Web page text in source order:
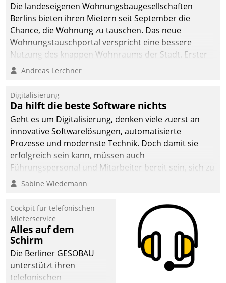
Die landeseigenen Wohnungsbaugesellschaften
Berlins bieten ihren Mietern seit September die
Chance, die Wohnung zu tauschen. Das neue
Wohnungstauschportal verspricht eine bessere
Nutzung des knappen Wohnraums der Stadt. Erster
Anwendungsfall für Datatrains Lösung API-Hub mit
Unternehmen.
Andreas Lerchner
Digitalisierung
Da hilft die beste Software nichts
Geht es um Digitalisierung, denken viele zuerst an
innovative Softwarelösungen, automatisierte
Prozesse und modernste Technik. Doch damit sie
erfolgreich sein kann, müssen auch
Führungspersonal und Mitarbeiter bereit sein, sich zu
verändern und anzupassen, sonst werden sie an ihr
Sabine Wiedemann
Cockpit für telefonischen
Mieterservice
Alles auf dem
Schirm
Die Berliner GESOBAU
unterstützt ihren
telefonischen